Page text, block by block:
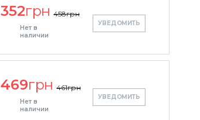
352грн 458грн
Нет в
наличии
УВЕДОМИТЬ
469грн 461грн
Нет в
наличии
УВЕДОМИТЬ